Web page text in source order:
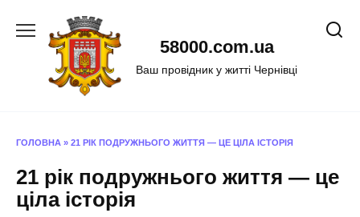
58000.com.ua
Ваш провідник у житті Чернівці
ГОЛОВНА » 21 РІК ПОДРУЖНЬОГО ЖИТТЯ — ЦЕ ЦІЛА ІСТОРІЯ
21 рік подружнього життя — це
ціла історія